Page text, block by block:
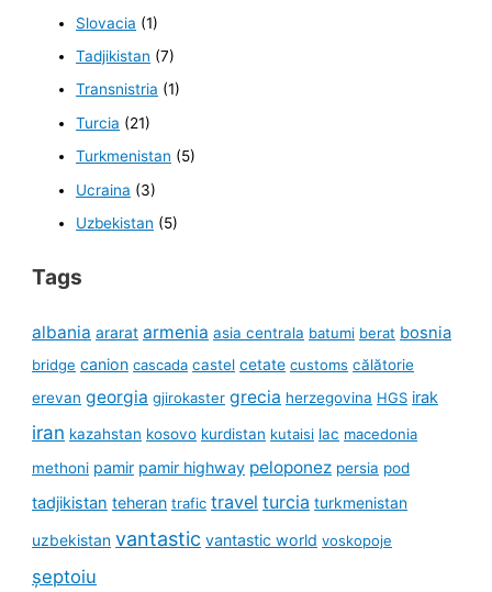
Slovacia (1)
Tadjikistan (7)
Transnistria (1)
Turcia (21)
Turkmenistan (5)
Ucraina (3)
Uzbekistan (5)
Tags
albania ararat armenia asia centrala batumi berat bosnia
bridge canion cascada castel cetate customs călătorie
erevan georgia gjirokaster grecia herzegovina HGS irak
iran kazahstan kosovo kurdistan kutaisi lac macedonia
methoni pamir pamir highway peloponez persia pod
tadjikistan teheran trafic travel turcia turkmenistan
uzbekistan vantastic vantastic world voskopoje
șeptoiu